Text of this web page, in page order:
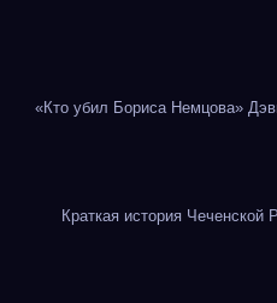
«Кто убил Бориса Немцова»
Краткая история Чеченской